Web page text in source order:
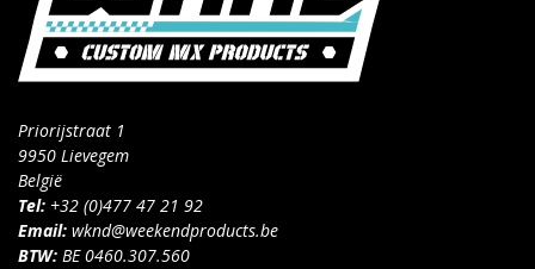
Priorijstraat 1
9950 Lievegem
België
Tel: +32 (0)477 47 21 92
Email: wknd@weekendproducts.be
BTW: BE 0460.307.560